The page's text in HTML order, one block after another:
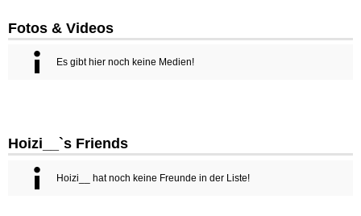
Fotos & Videos
Es gibt hier noch keine Medien!
Hoizi__`s Friends
Hoizi__ hat noch keine Freunde in der Liste!